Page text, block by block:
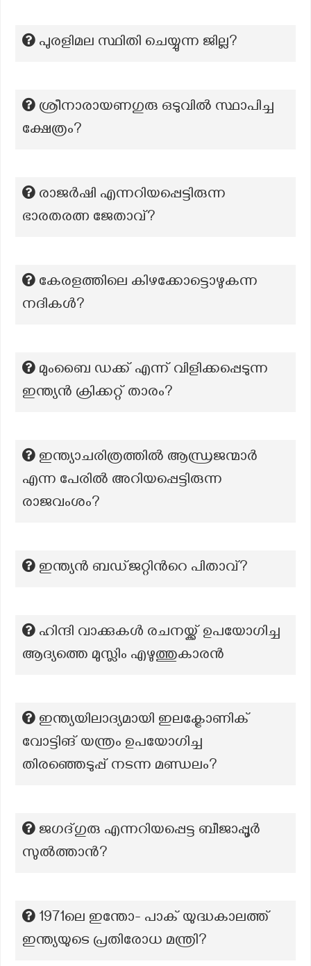
പുരളിമല സ്ഥിതി ചെയ്യുന്ന ജില്ല?
ശ്രീനാരായണഗുരു ഒടുവിൽ സ്ഥാപിച്ച
ക്ഷേത്രം?
രാജർഷി എന്നറിയപ്പെട്ടിരുന്ന
ഭാരതരത്ന ജേതാവ്?
കേരളത്തിലെ കിഴക്കോട്ടൊഴുകന്ന
നദികൾ?
മുംബൈ ഡക്ക് എന്ന് വിളിക്കപ്പെടുന്ന
ഇന്ത്യൻ ക്രിക്കറ്റ് താരം?
ഇന്ത്യാചരിത്രത്തിൽ ആന്ധ്രജന്മാർ
എന്ന പേരിൽ അറിയപ്പെട്ടിരുന്ന
രാജവംശം?
ഇന്ത്യൻ ബഡ്ജറ്റിന്‍റെ പിതാവ്?
ഹിന്ദി വാക്കുകൾ രചനയ്ക്ക് ഉപയോഗിച്ച
ആദ്യത്തെ മുസ്ലിം എഴുത്തുകാരൻ
ഇന്ത്യയിലാദ്യമായി ഇലക്ട്രോണിക്
വോട്ടിങ് യന്ത്രം ഉപയോഗിച്ച
തിരഞ്ഞെടുപ്പ് നടന്ന മണ്ഡലം?
ജഗദ്ഗുരു എന്നറിയപ്പെട്ട ബീജാപ്പൂർ
സുൽത്താൻ?
1971ലെ ഇന്തോ- പാക് യുദ്ധകാലത്ത്
ഇന്ത്യയുടെ പ്രതിരോധ മന്ത്രി?